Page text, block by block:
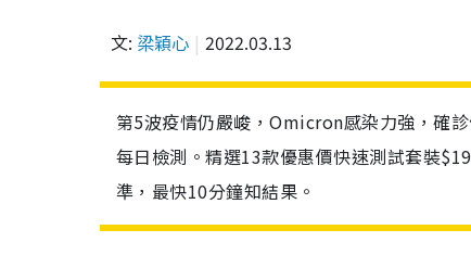
文: 梁穎心 2022.03.13
第5波疫情仍嚴峻，Omicron感染力強，確
每日檢測。精選13款優惠價快速測試套裝
準，最快10分鐘知結果。